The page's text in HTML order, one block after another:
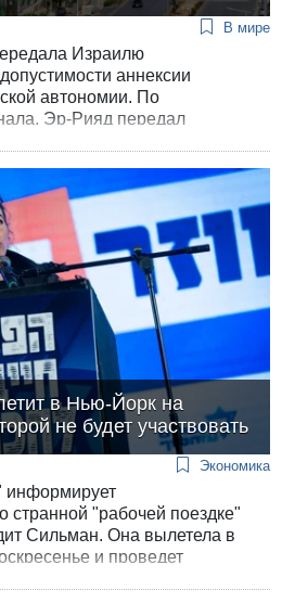
В мире
Израилю
аннексии
автономии. По
Эр-Рияд передал
в Нью-Йорк на
не будет участвовать
Экономика
информирует
странной "рабочей поездке"
Сильман. Она вылетела в
и проведет